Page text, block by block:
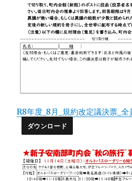
R8年度_8月_規約改定議決票_
ダウンロード